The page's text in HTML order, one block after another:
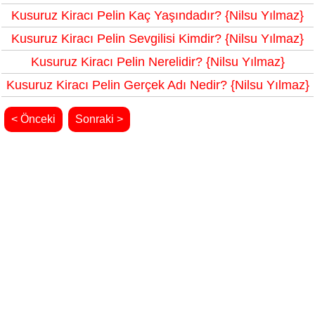
Kusuruz Kiracı Pelin Kaç Yaşındadır? {Nilsu Yılmaz}
Kusuruz Kiracı Pelin Sevgilisi Kimdir? {Nilsu Yılmaz}
Kusuruz Kiracı Pelin Nerelidir? {Nilsu Yılmaz}
Kusuruz Kiracı Pelin Gerçek Adı Nedir? {Nilsu Yılmaz}
< Önceki Sonraki >